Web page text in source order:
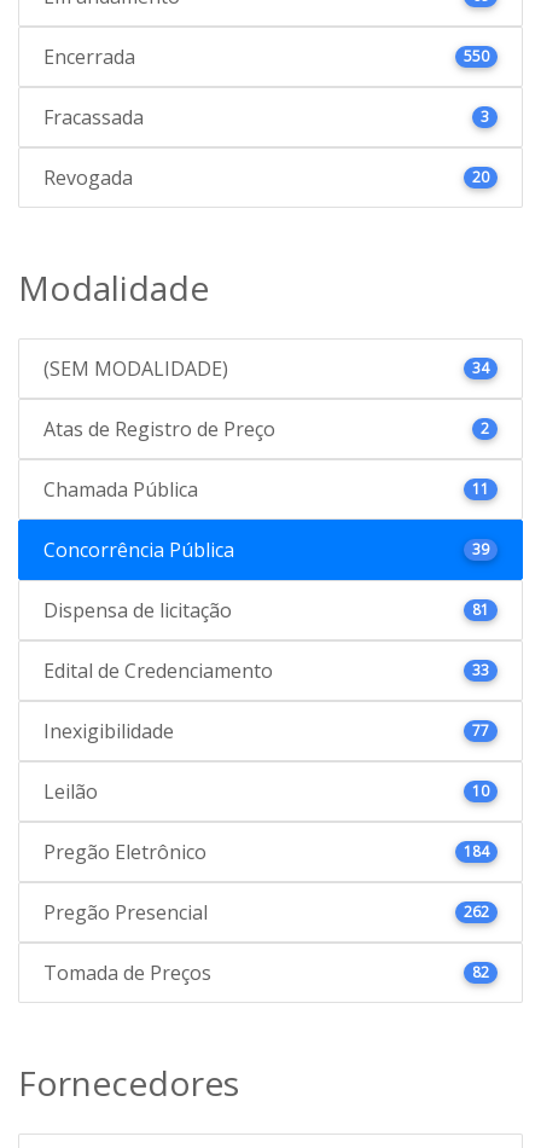
Encerrada 550
Fracassada 3
Revogada 20
Modalidade
(SEM MODALIDADE) 34
Atas de Registro de Preço 2
Chamada Pública 11
Concorrência Pública 39
Dispensa de licitação 81
Edital de Credenciamento 33
Inexigibilidade 77
Leilão 10
Pregão Eletrônico 184
Pregão Presencial 262
Tomada de Preços 82
Fornecedores